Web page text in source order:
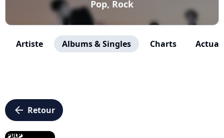
Pop, Rock
Artiste Albums & Singles Charts
arrow_left Retour